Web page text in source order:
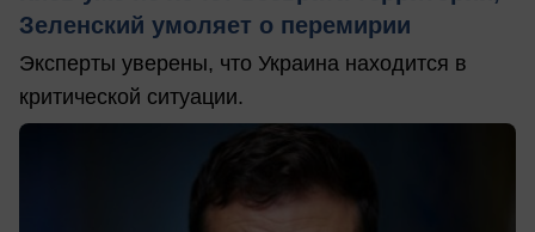
Зеленский умоляет о перемирии
Эксперты уверены, что Украина находится в
критической ситуации.